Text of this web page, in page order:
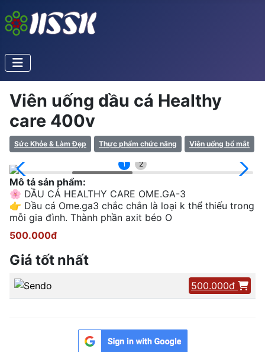
Viên uống dầu cá Healthy
care 400v
Sức Khỏe & Làm Đẹp Thực phẩm chức năng Viên uống bổ mắt
1 2
Mô tả sản phẩm:
🌸 DẦU CÁ HEALTHY CARE OME.GA-3
👉 Dầu cá Ome.ga3 chắc chắn là loại k thể thiếu trong
mỗi gia đình. Thành phần axit béo O
500.000đ
Giá tốt nhất
500.000đ